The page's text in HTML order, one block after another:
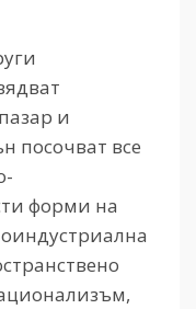
и
посочват все
форми на